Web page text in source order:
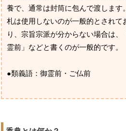
養で、通常は封筒に包んで渡します
札は使用しないのが一般的とされて
り、宗旨宗派が分からない場合は、
霊前」などと書くのが一般的です。
●類義語：御霊前・ご仏前